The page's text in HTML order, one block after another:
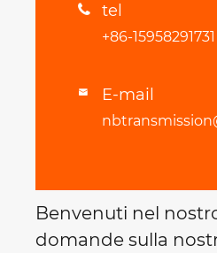
 tel
+86-15958291731
 E-mail
Benvenuti nel
domande sulla